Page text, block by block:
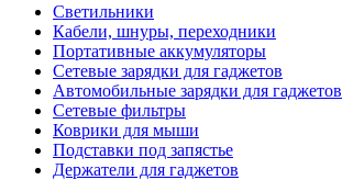
Светильники
Кабели, шнуры, переходники
Портативные аккумуляторы
Сетевые зарядки для гаджетов
Автомобильные зарядки для гаджетов
Сетевые фильтры
Коврики для мыши
Подставки под запястье
Держатели для гаджетов